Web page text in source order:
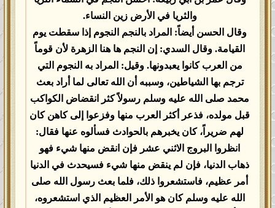
والثريا في الأرض زين النساء.
وقال الحسن أيضاً: المراد بالنجم النجوم إذا سقطت يوم
القيامة. وقال السدي: إن النجم ها هنا الزهرة لأن قوماً
من العرب كانوا يعبدونها. وقيل: المراد به النجوم التي
ترجم بها الشياطين، وسببه أن الله تعالى لما أراد بعث
محمد صلى الله عليه وسلم رسولاً كثر انقضاض الكواكب
قبل مولده، فذعر أكثر العرب منها وفزعوا إلى كاهن كان
لهم ضريراً، كان يخبرهم بالحوادث فسألوه عنها فقال:
انظروا البروج الاثني عشر فإن انقض منها شيء فهو
ذهاب الدنيا، فإن لم ينقض منها شيء فسيحدث في الدنيا
أمر عظيم، فاستشعروا ذلك، فلما بعث رسول الله صلى
الله عليه وسلم كان هو الأمر العظيم الذي استشعروه،